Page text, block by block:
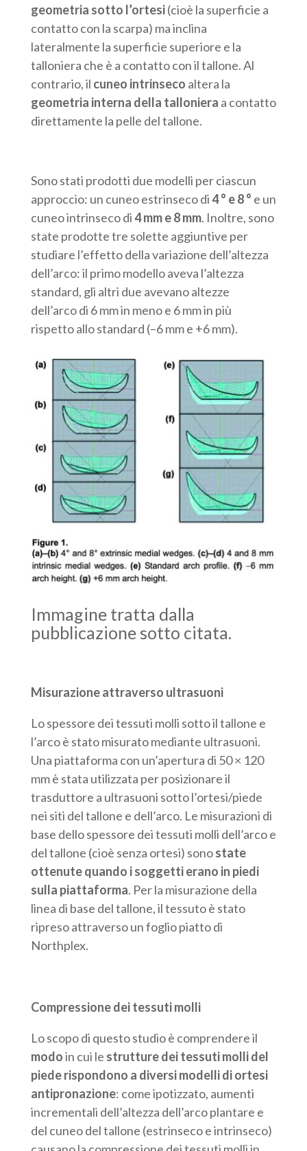
geometria sotto l’ortesi(cioè la superficie a
contatto con la scarpa) ma inclina
lateralmente la superficie superiore e la
talloniera che è a contatto con il tallone. Al
contrario, il cuneo intrinseco altera la
geometria interna della talloniera a contatto
direttamente la pelle del tallone.
Sono stati prodotti due modelli per ciascun
approccio: un cuneo estrinseco di4 ° e 8 ° e un
cuneo intrinseco di4 mm e 8 mm. Inoltre, sono
state prodotte tre solette aggiuntive per
studiare l’effetto della variazione dell’altezza
dell’arco: il primo modello aveva l’altezza
standard, gli altri due avevano altezze
dell’arco di 6 mm in meno e 6 mm in più
rispetto allo standard (–6 mm e +6 mm).
Immagine tratta dalla
pubblicazione sotto citata.
Misurazione attraverso ultrasuoni
Lo spessore dei tessuti molli sotto il tallone e
l’arco è stato misurato mediante ultrasuoni.
Una piattaforma con un’apertura di 50 × 120
mm è stata utilizzata per posizionare il
trasduttore a ultrasuoni sotto l’ortesi/piede
nei siti del tallone e dell’arco. Le misurazioni di
base dello spessore dei tessuti molli dell’arco e
del tallone (cioè senza ortesi) sonostate
ottenute quando i soggetti erano in piedi
sulla piattaforma. Per la misurazione della
linea di base del tallone, il tessuto è stato
ripreso attraverso un foglio piatto di
Northplex.
Compressione dei tessuti molli
Lo scopo di questo studio è comprendere il
modoin cui le strutture dei tessuti molli del
piederispondono a diversi modelli di ortesi
antipronazione: come ipotizzato, aumenti
incrementali dell’altezza dell’arco plantare e
del cuneo del tallone (estrinseco e intrinseco)